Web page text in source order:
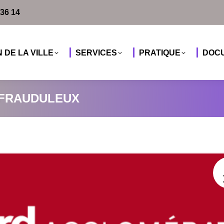
14
DE LA VILLE SERVICES PRATIQUE
14